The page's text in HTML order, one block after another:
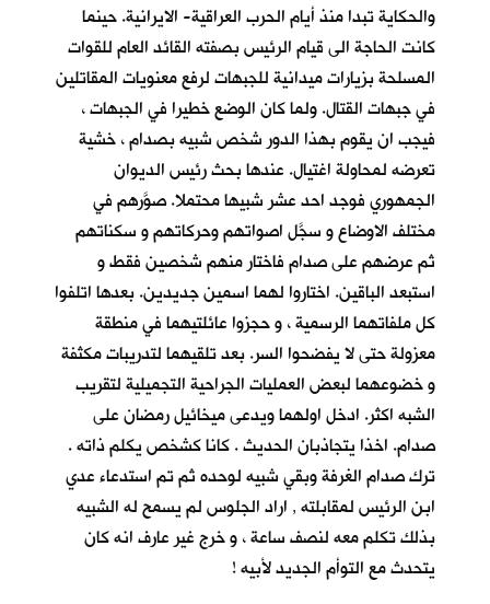
والحكاية تبدا منذ أيام الحرب العراقية- الايرانية. حينما
كانت الحاجة الى قيام الرئيس بصفته القائد العام للقوات
المسلحة بزيارات ميدانية للجبهات لرفع معنويات المقاتلين
في جبهات القتال. ولما كان الوضع خطيرا في الجبهات ،
فيجب ان يقوم بهذا الدور شخص شبيه بصدام ، خشية
تعرضه لمحاولة اغتيال. عندها بحث رئيس الديوان
الجمهوري فوجد احد عشر شبيها محتملا. صوَّرهم في
مختلف الاوضاع و سجَّل اصواتهم وحركاتهم و سكناتهم
ثم عرضهم على صدام فاختار منهم شخصين فقط و
استبعد الباقين. اختاروا لهما اسمين جديدين. بعدها اتلفوا
كل ملفاتهما الرسمية ، و حجزوا عائلتيهما في منطقة
معزولة حتى لا يفضحوا السر. بعد تلقيهما لتدريبات مكثفة
و خضوعهما لبعض العمليات الجراحية التجميلية لتقريب
الشبه اكثر. ادخل اولهما ويدعى ميخائيل رمضان على
صدام. اخذا يتجاذبان الحديث . كانا كشخص يكلم ذاته .
ترك صدام الغرفة وبقي شبيه لوحده ثم تم استدعاء عدي
ابن الرئيس لمقابلته , اراد الجلوس لم يسمح له الشبيه
بذلك تكلم معه لنصف ساعة ، و خرج غير عارف انه كان
يتحدث مع التوأم الجديد لأبيه !